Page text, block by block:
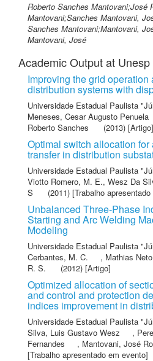
Roberto Sanches Mantovani;José
Mantovani;Sanches Mantovani,
Sanches Mantovani;Mantovani,
Mantovani, José
Academic Output at
Improving the grid
distribution systems with
Universidade Estadual Paulista
Meneses, Cesar Augusto Penuela
Roberto Sanches
(2013) [Artigo]
Optimal switch allocation for
transfer in distribution
Universidade Estadual Paulista
Viotto Romero, M. E., Wesz Da
S
(2011) [Trabalho
Unbalanced Three-Phase
Starting and Arc Welding
Modeling
Universidade Estadual Paulista
Cerbantes, M. C.
, Mathias
R. S.
(2012) [Artigo]
Optimized allocation of
and control and protection
indices improvement in
Universidade Estadual Paulista
Silva, Luis Gustavo Wesz
,
Fernandes
, Mantovani, José
[Trabalho apresentado em evento]